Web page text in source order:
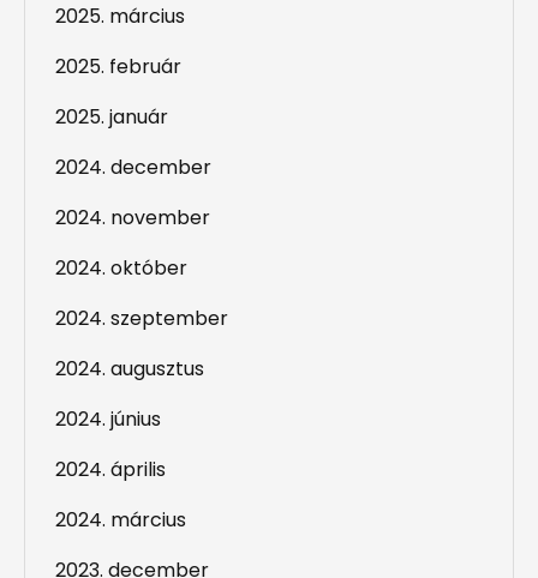
2025. március
2025. február
2025. január
2024. december
2024. november
2024. október
2024. szeptember
2024. augusztus
2024. június
2024. április
2024. március
2023. december